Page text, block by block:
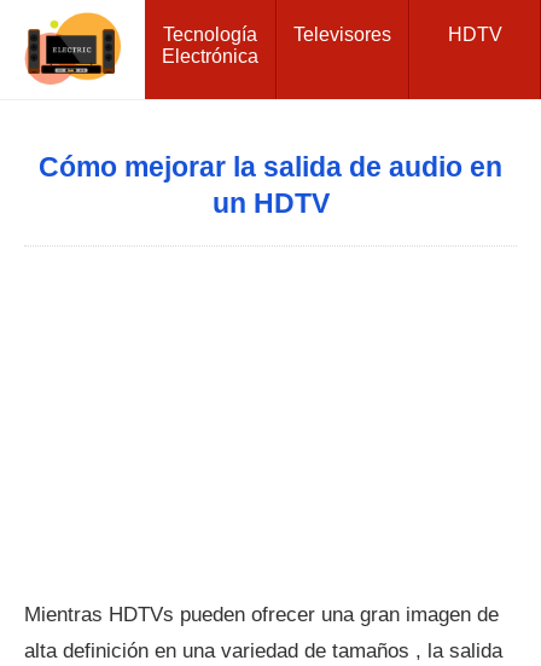
Tecnología
Electrónica
Televisores HDTV
Cómo mejorar la salida de audio en
un HDTV
Mientras HDTVs pueden ofrecer una gran imagen de
alta definición en una variedad de tamaños , la salida